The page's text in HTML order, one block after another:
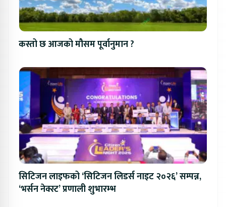
कस्तो छ आजको मौसम पूर्वानुमान ?
सिटिजन लाइफको ‘सिटिजन लिडर्स नाइट २०२६’ सम्पन्न,
‘भर्सन नेक्स्ट’ प्रणाली शुभारम्भ